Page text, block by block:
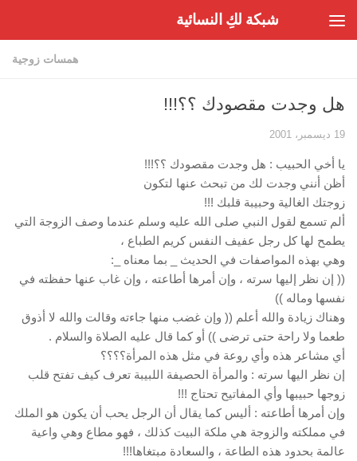
شبكة لكِ النسائية
همسات زوجية
هل وجدت مقصودك ؟؟!!!
19 ديسمبر، 2001
يا أخي الحبيب : هل وجدت مقصودك ؟؟!!!
أظن أنني وجدت لك من تبحث عنها لتكون
زوجتك الغالية وحبيبة قلبك !!!
ألم تسمع لقول النبي صلى الله عليه وسلم عندما وصف الزوجة التي
يطمح لها كل رجل عفيف النفس كريم الطباع ،
وهي بهذه المواصفات في الحديث _ بما معناه _:
(( إن نظر إليها سرته ، وإن أمرها أطاعته ، وإن غاب عنها حفظته في
نفسها وماله ))
وهناك زيادة والله أعلم (( وإن غضب منها جاءته وقالت والله لا أذوق
طعما ولا راحة حتى ترضى )) أو كما قال عليه الصلاة والسلام .
أي مشاعر هذه وأي روعة في مثل هذه المرأة؟؟؟؟
إن نظر اليها سرته : والمرأة الحصيفة اللبيبة تعرف كيف تفتح قلب
زوجها حبيبها وأي المفاتيح تحتاج !!!
وإن أمرها أطاعته : أليس كما يقال أن الرجل يحب أن يكون هو الملك
في مملكته والزوجة هي ملكة البيت كذلك ، فهو مطاع وهي واعية
عالمة بحدود هذه الطاعة ، والسعادة مبتغاها!!!